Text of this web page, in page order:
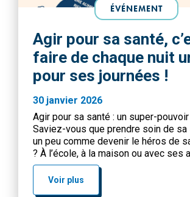
ÉVÉNEMENT
Agir pour sa santé,
faire de chaque nuit
pour ses journées !
30 janvier 2026
Agir pour sa santé : un super-
Saviez-vous que prendre soin de sa
un peu comme devenir le héros de
? À l’école, à la maison ou avec ses
chaque petit geste compte pour
pleine forme et garder le sourire.
clé ! […]
Voir plus